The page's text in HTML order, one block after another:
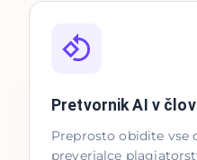
Pretvornik AI v
Preprosto obidite vse
preverjalce